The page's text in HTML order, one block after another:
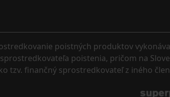
poistných produktov
poistenia, pričom na
tzv. finančný sprostredkovateľ z iného